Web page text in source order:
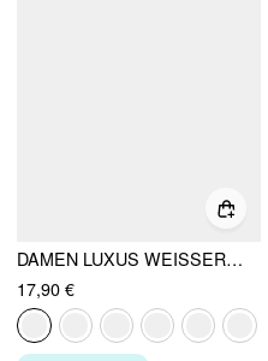
DAMEN LUXUS WEISSER FAUX-FELL MÜTZE MIT FLAUSCHIGEM POM-POM & WEICHER TEXTUR
17,90 €